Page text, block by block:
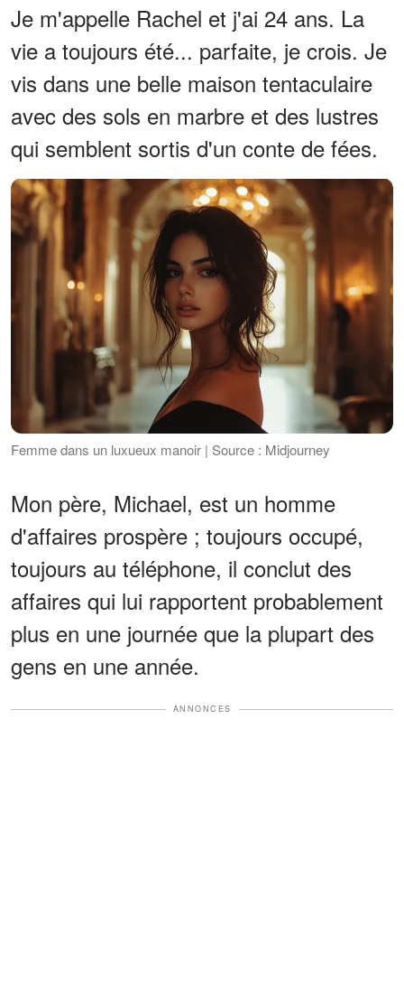
Je m'appelle Rachel et j'ai 24 ans. La
vie a toujours été... parfaite, je crois. Je
vis dans une belle maison tentaculaire
avec des sols en marbre et des lustres
qui semblent sortis d'un conte de fées.
Femme dans un luxueux manoir | Source : Midjourney
Mon père, Michael, est un homme
d'affaires prospère ; toujours occupé,
toujours au téléphone, il conclut des
affaires qui lui rapportent probablement
plus en une journée que la plupart des
gens en une année.
ANNONCES